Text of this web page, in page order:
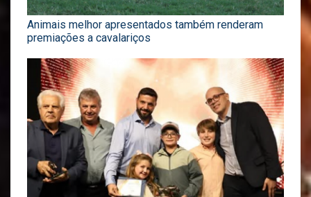
Animais melhor apresentados também renderam
premiações a cavalariços